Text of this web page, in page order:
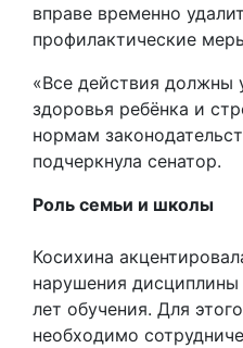
вправе временно
профилактические
«Все действия должны
здоровья ребёнка и
нормам
подчеркнула сенатор.
Роль семьи и школы
Косихина
нарушения
лет обучения. Для
необходимо